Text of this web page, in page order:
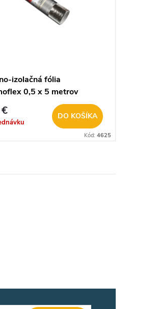
izolačná fólia
0,5 x 5 metrov
DO KOŠÍKA
Kód: 4625